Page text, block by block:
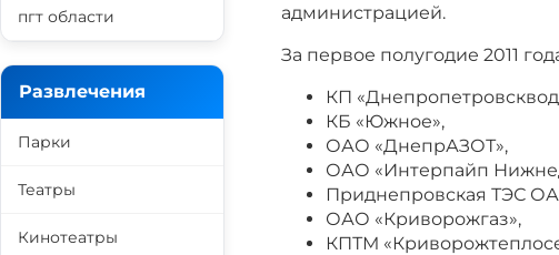
администрацией.
За первое полугодие 2011
КП
КБ «Южное»,
ОАО «ДнепрАЗОТ»,
ОАО «Интерпайп
Приднепровская ТЭС
ОАО «Криворожгаз»,
КПТМ
пгт области
Развлечения
Парки
Театры
Кинотеатры